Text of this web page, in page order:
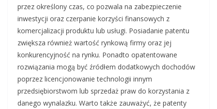
przez określony czas, co pozwala na zabezpieczenie
inwestycji oraz czerpanie korzyści finansowych z
komercjalizacji produktu lub usługi. Posiadanie patentu
zwiększa również wartość rynkową firmy oraz jej
konkurencyjność na rynku. Ponadto opatentowane
rozwiązania mogą być źródłem dodatkowych dochodów
poprzez licencjonowanie technologii innym
przedsiębiorstwom lub sprzedaż praw do korzystania z
danego wynalazku. Warto także zauważyć, że patenty